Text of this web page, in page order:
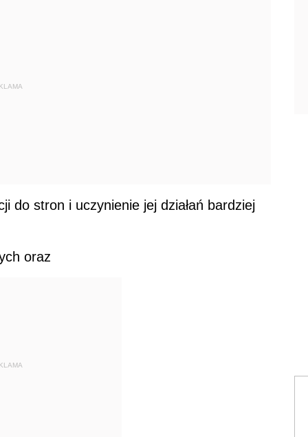
do stron i uczynienie jej działań bardziej
oraz